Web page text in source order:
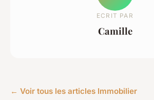
ECRIT PAR
Camille
← Voir tous les articles Immobilier